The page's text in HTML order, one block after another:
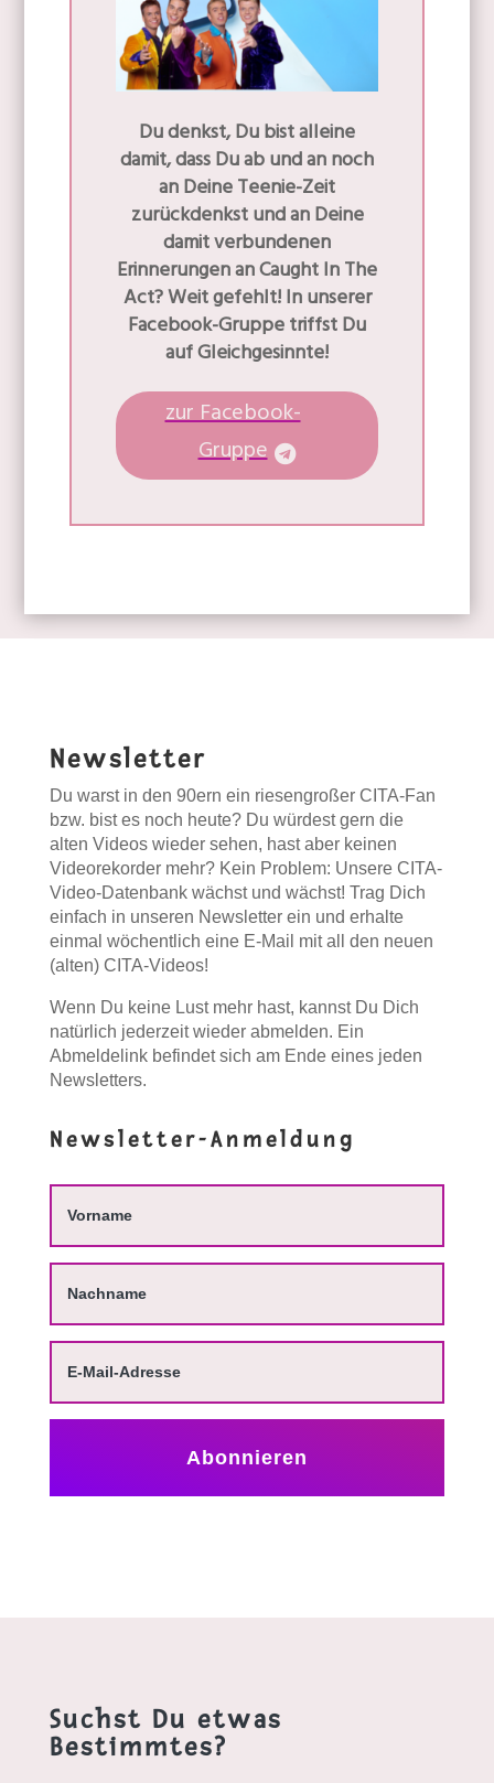
Du denkst, Du bist alleine
damit, dass Du ab und an noch
an Deine Teenie-Zeit
zurückdenkst und an Deine
damit verbundenen
Erinnerungen an Caught In The
Act? Weit gefehlt! In unserer
Facebook-Gruppe triffst Du
auf Gleichgesinnte!
zur Facebook-
Gruppe
Newsletter
Du warst in den 90ern ein riesengroßer CITA-Fan
bzw. bist es noch heute? Du würdest gern die
alten Videos wieder sehen, hast aber keinen
Videorekorder mehr? Kein Problem: Unsere CITA-
Video-Datenbank wächst und wächst! Trag Dich
einfach in unseren Newsletter ein und erhalte
einmal wöchentlich eine E-Mail mit all den neuen
(alten) CITA-Videos!
Wenn Du keine Lust mehr hast, kannst Du Dich
natürlich jederzeit wieder abmelden. Ein
Abmeldelink befindet sich am Ende eines jeden
Newsletters.
Newsletter-Anmeldung
Abonnieren
Suchst Du etwas
Bestimmtes?